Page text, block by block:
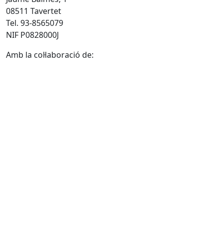
08511 Tavertet
Tel. 93-8565079
NIF P0828000J
Amb la col·laboració de: